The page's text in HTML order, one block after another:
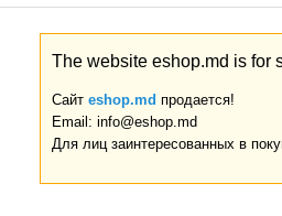
The website eshop.md is for
Сайт eshop.md продается!
Email: info@eshop.md
Для лиц заинтересованных в